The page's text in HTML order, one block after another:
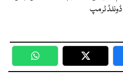
ٹرمپ
WhatsApp Twitter